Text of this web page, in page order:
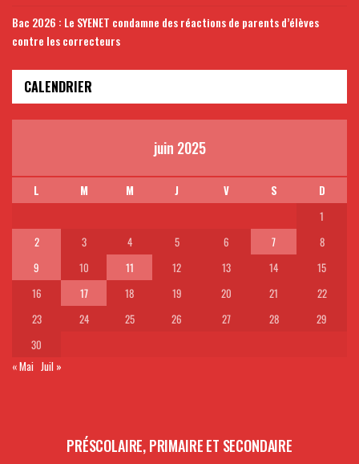
Bac 2026 : Le SYENET condamne des réactions de parents d’élèves
contre les correcteurs
CALENDRIER
juin 2025
L M M J V S
D
1
2
3 4 5 6 7
8
9
10 11 12 13 14
15
16
17 18 19 20 21
22
23
24 25 26 27 28
29
30
« Mai Juil »
PRÉSCOLAIRE, PRIMAIRE ET SECONDAIRE